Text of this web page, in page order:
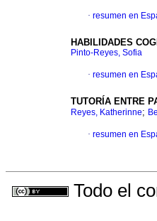
· resumen en
HABILIDADES
Pinto-Reyes, Sofia
· resumen en
TUTORÍA ENTRE
Reyes, Katherinne;
· resumen en
Todo el